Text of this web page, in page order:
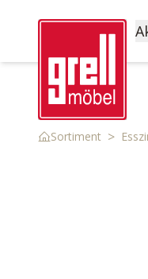
Sortiment >